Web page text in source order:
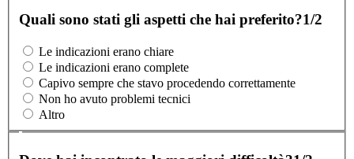
Quali sono stati gli aspetti che hai preferito?1/2
Le indicazioni erano chiare
Le indicazioni erano complete
Capivo sempre che stavo procedendo correttamente
Non ho avuto problemi tecnici
Altro